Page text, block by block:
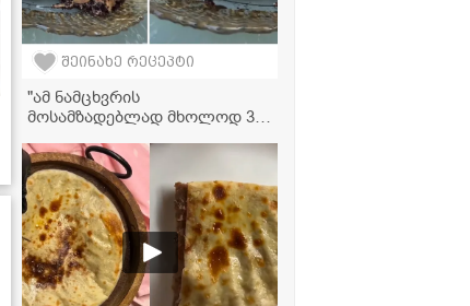
შეინახე რეცეპტი
"ამ ნამცხვრის
მოსამზადებლად მხოლოდ 30
მარტივია და თან
უგემრიელესი გამოდის!" -
მკითხველის ვიდეორეცეპტი